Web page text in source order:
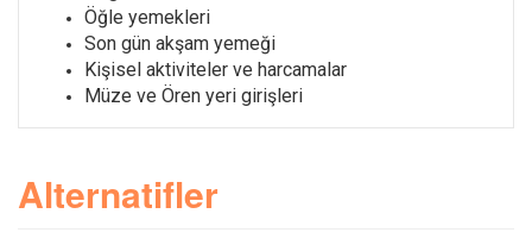
Öğle yemekleri
Son gün akşam yemeği
Kişisel aktiviteler ve harcamalar
Müze ve Ören yeri girişleri
Alternatifler